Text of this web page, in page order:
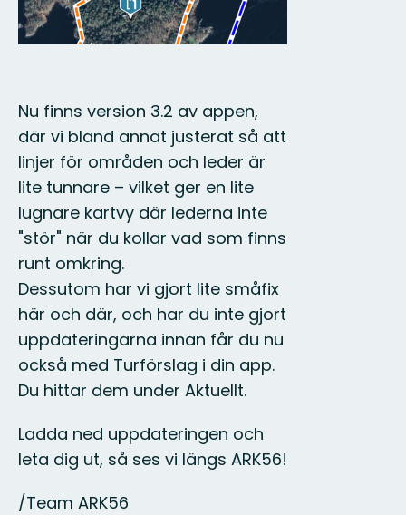
Nu finns version 3.2 av appen,
där vi bland annat justerat så att
linjer för områden och leder är
lite tunnare – vilket ger en lite
lugnare kartvy där lederna inte
"stör" när du kollar vad som finns
runt omkring.
Dessutom har vi gjort lite småfix
här och där, och har du inte gjort
uppdateringarna innan får du nu
också med Turförslag i din app.
Du hittar dem under Aktuellt.
Ladda ned uppdateringen och
leta dig ut, så ses vi längs ARK56!
/Team ARK56